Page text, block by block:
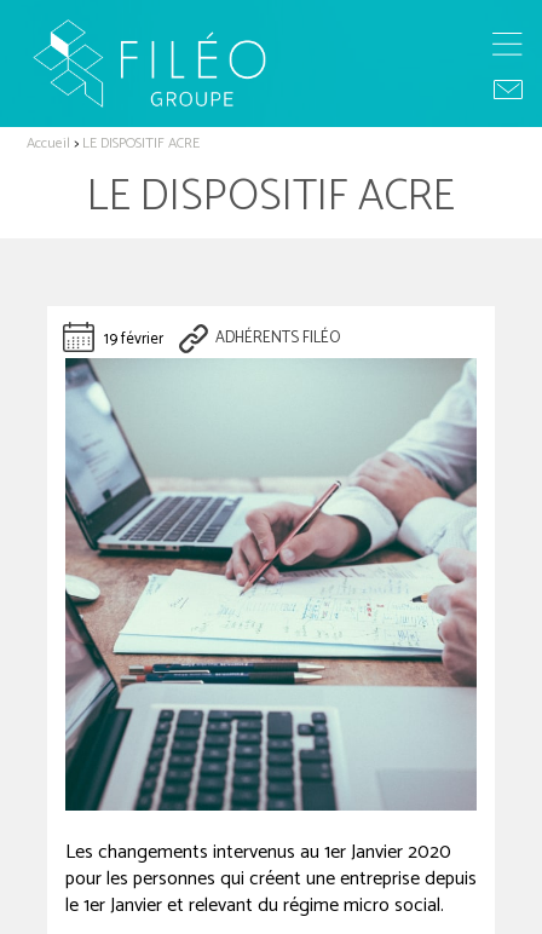
Accueil > LE DISPOSITIF ACRE
LE DISPOSITIF ACRE
19 février ADHÉRENTS FILÉO
Les changements intervenus au 1er Janvier 2020
pour les personnes qui créent une entreprise depuis
le 1er Janvier et relevant du régime micro social.